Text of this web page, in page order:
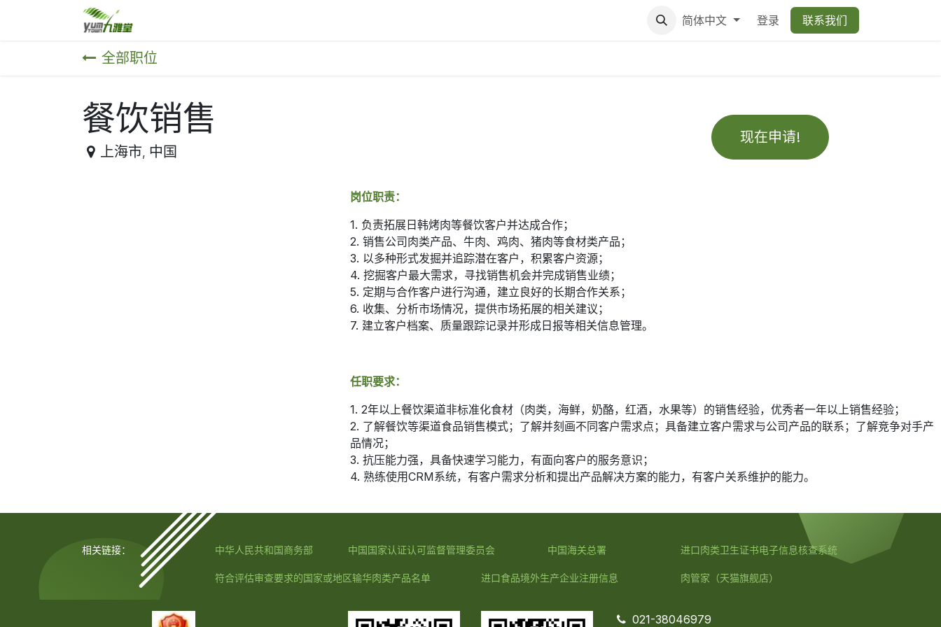
简体中文 登录 联系我们
全部职位
餐饮销售
上海市, 中国
现在申请!
岗位职责：
1. 负责拓展日韩烤肉等餐饮客户并达成合作；
2. 销售公司肉类产品、牛肉、鸡肉、猪肉等食材类产品；
3. 以多种形式发掘并追踪潜在客户，积累客户资源；
4. 挖掘客户最大需求，寻找销售机会并完成销售业绩；
5. 定期与合作客户进行沟通，建立良好的长期合作关系；
6. 收集、分析市场情况，提供市场拓展的相关建议；
7. 建立客户档案、质量跟踪记录并形成日报等相关信息管理。
任职要求：
1. 2年以上餐饮渠道非标准化食材（肉类，海鲜，奶酪，红酒，水果等）的销售经验，优秀者一年以上销售经验；
2. 了解餐饮等渠道食品销售模式；了解并刻画不同客户需求点；具备建立客户需求与公司产品的联系；了解竞争对手产
品情况；
3. 抗压能力强，具备快速学习能力，有面向客户的服务意识；
4. 熟练使用CRM系统，有客户需求分析和提出产品解决方案的能力，有客户关系维护的能力。
相关链接： 中华人民共和国商务部 中国国家认证认可监督管理委员会 中国海关总署 进口肉类卫生证书电子信息核查系统
符合评估审查要求的国家或地区输华肉类产品名单 进口食品境外生产企业注册信息 肉管家 （天猫旗舰店）
021-38046979